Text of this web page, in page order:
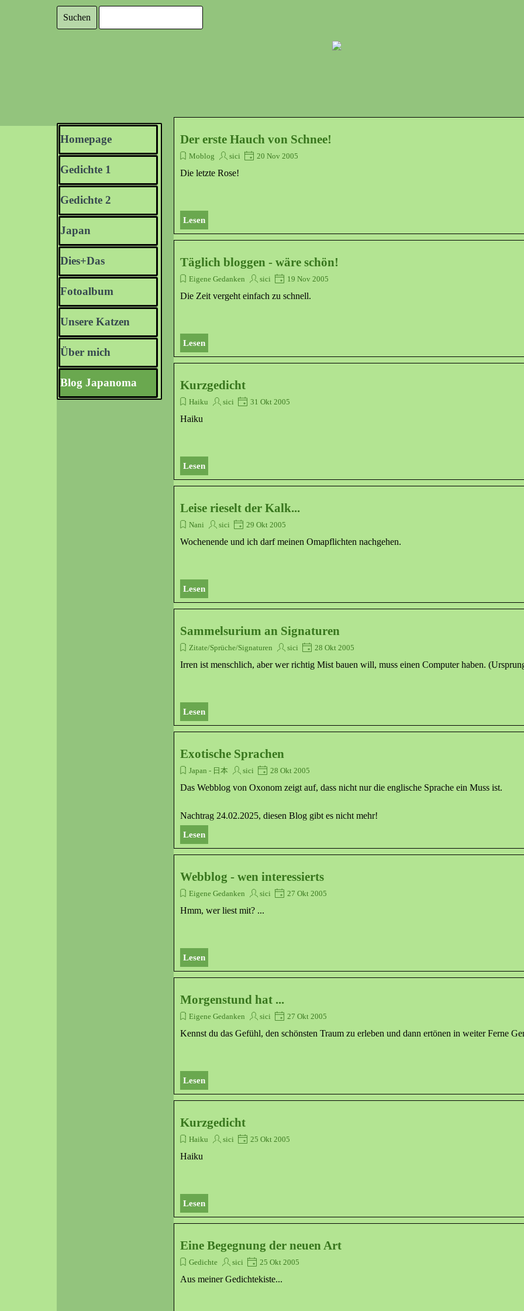
Direkt zum Seiteninhalt
Suchen
Menü überspringen
Homepage
Gedichte 1
Gedichte 2
Japan
Dies+Das
Fotoalbum
Unsere Katzen
Über mich
Blog Japanoma
Der erste Hauch von Schnee!
Moblog sici 20 Nov 2005
Die letzte Rose!
Lesen
Täglich bloggen - wäre schön!
Eigene Gedanken sici 19 Nov 2005
Die Zeit vergeht einfach zu schnell.
Lesen
Kurzgedicht
Haiku sici 31 Okt 2005
Haiku
Lesen
Leise rieselt der Kalk...
Nani sici 29 Okt 2005
Wochenende und ich darf meinen Omapflichten nachgehen.
Lesen
Sammelsurium an Signaturen
Zitate/Sprüche/Signaturen sici 28 Okt 2005
Irren ist menschlich, aber wer richtig Mist bauen will, muss einen Computer haben.
Lesen
Exotische Sprachen
Japan - 日本 sici 28 Okt 2005
Das Webblog von Oxonom zeigt auf, dass nicht nur die englische Sprache ein Muss ist.
Nachtrag 24.02.2025, diesen Blog gibt es nicht mehr!
Lesen
Webblog - wen interessierts
Eigene Gedanken sici 27 Okt 2005
Hmm, wer liest mit? ...
Lesen
Morgenstund hat ...
Eigene Gedanken sici 27 Okt 2005
Kennst du das Gefühl, den schönsten Traum zu erleben und dann ertönen in weiter Ferne
Lesen
Kurzgedicht
Haiku sici 25 Okt 2005
Haiku
Lesen
Eine Begegnung der neuen Art
Gedichte sici 25 Okt 2005
Aus meiner Gedichtekiste...